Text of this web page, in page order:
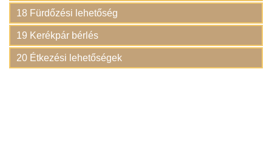
18 Fürdőzési lehetőség
19 Kerékpár bérlés
20 Étkezési lehetőségek